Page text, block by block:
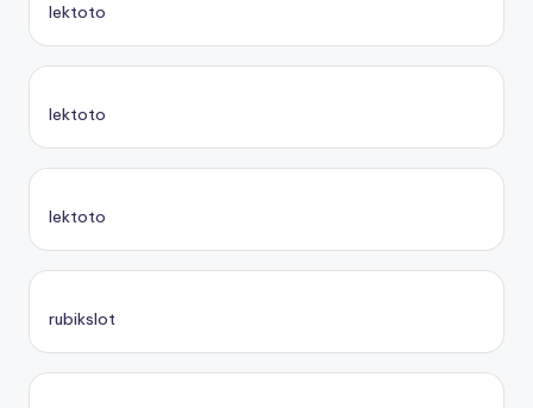
lektoto
lektoto
lektoto
rubikslot